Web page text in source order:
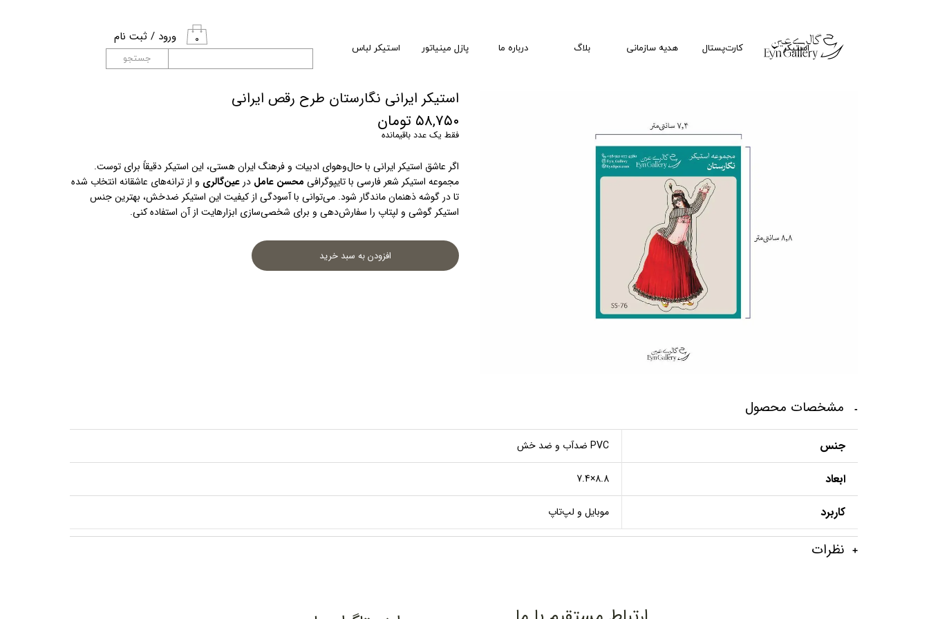
۰ ورود / ثبت نام
حساب کاربری من
کاربری
استیکر کارت‌پستال هدیه سازمانی بلاگ درباره ما پازل مینیاتور
استیکر لباس
جستجو
استیکر ایرانی نگارستان طرح رقص ایرانی
۵۸,۷۵۰ تومان
فقط یک عدد باقیمانده
مجموعه استیکر شعر فارسی با تایپوگرافی محسن عامل در عین‌گالری
استیکر گوشی و لپتاپ را سفارش‌دهی و برای شخصی‌سازی ابزارهایت از آن استفاده کنی.
افزودن به سبد خرید
مشخصات محصول
جنس PVC ضدآب و ضد خش
ابعاد 8.8×7.4
کاربرد موبایل و لپ‌تاپ
نظرات